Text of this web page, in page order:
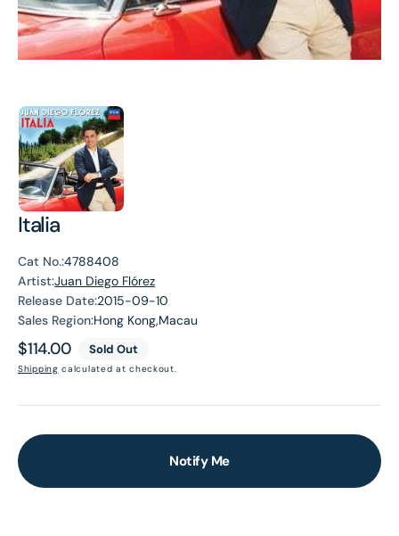
Italia
Cat No.:4788408
Artist:Juan Diego Flórez
Release Date:2015-09-10
Sales Region:Hong Kong,Macau
Regular
price
$114.00 Sold Out
Shipping calculated at checkout.
Notify Me